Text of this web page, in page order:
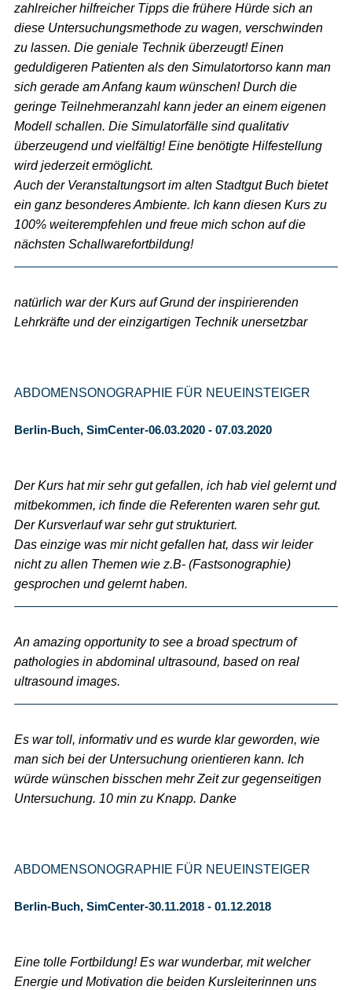
zahlreicher hilfreicher Tipps die frühere Hürde sich an
diese Untersuchungsmethode zu wagen, verschwinden
zu lassen. Die geniale Technik überzeugt! Einen
geduldigeren Patienten als den Simulatortorso kann man
sich gerade am Anfang kaum wünschen! Durch die
geringe Teilnehmeranzahl kann jeder an einem eigenen
Modell schallen. Die Simulatorfälle sind qualitativ
überzeugend und vielfältig! Eine benötigte Hilfestellung
wird jederzeit ermöglicht.
Auch der Veranstaltungsort im alten Stadtgut Buch bietet
ein ganz besonderes Ambiente. Ich kann diesen Kurs zu
100% weiterempfehlen und freue mich schon auf die
nächsten Schallwarefortbildung!
natürlich war der Kurs auf Grund der inspirierenden
Lehrkräfte und der einzigartigen Technik unersetzbar
ABDOMENSONOGRAPHIE FÜR NEUEINSTEIGER
Berlin-Buch, SimCenter-06.03.2020 - 07.03.2020
Der Kurs hat mir sehr gut gefallen, ich hab viel gelernt und
mitbekommen, ich finde die Referenten waren sehr gut.
Der Kursverlauf war sehr gut strukturiert.
Das einzige was mir nicht gefallen hat, dass wir leider
nicht zu allen Themen wie z.B- (Fastsonographie)
gesprochen und gelernt haben.
An amazing opportunity to see a broad spectrum of
pathologies in abdominal ultrasound, based on real
ultrasound images.
Es war toll, informativ und es wurde klar geworden, wie
man sich bei der Untersuchung orientieren kann. Ich
würde wünschen bisschen mehr Zeit zur gegenseitigen
Untersuchung. 10 min zu Knapp. Danke
ABDOMENSONOGRAPHIE FÜR NEUEINSTEIGER
Berlin-Buch, SimCenter-30.11.2018 - 01.12.2018
Eine tolle Fortbildung! Es war wunderbar, mit welcher
Energie und Motivation die beiden Kursleiterinnen uns